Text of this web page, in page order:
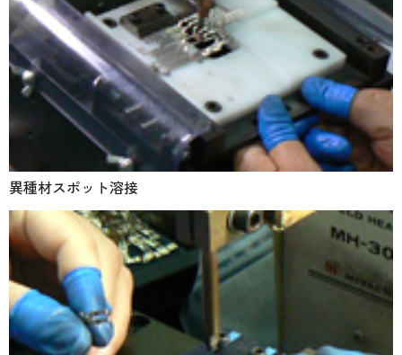
異種材スポット溶接